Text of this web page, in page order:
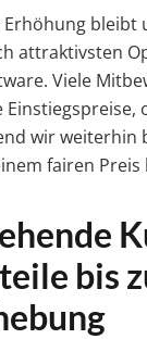
bleibt
attraktivsten
Viele
wir weiterhin
fairen Preis
bis